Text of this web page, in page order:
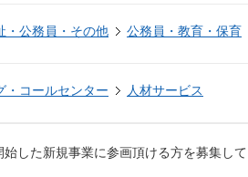
・公務員・その他 公務員・教育・保育
・コールセンター 人材サービス
した新規事業に参画頂ける方を募集し